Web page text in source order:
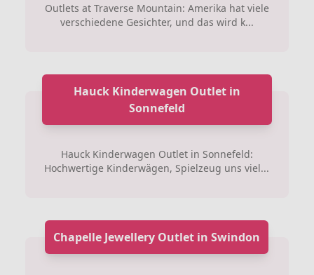
Outlets at Traverse Mountain: Amerika hat viele
verschiedene Gesichter, und das wird k...
Hauck Kinderwagen Outlet in
Sonnefeld
Hauck Kinderwagen Outlet in Sonnefeld:
Hochwertige Kinderwägen, Spielzeug uns viel...
Chapelle Jewellery Outlet in Swindon